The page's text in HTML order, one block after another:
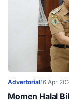
Advertorial16 Apr
Momen Halal